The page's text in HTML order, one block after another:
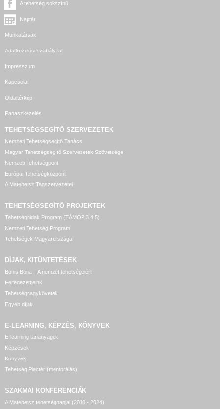
A tehetség sokszínű
Naptár
Munkatársak
Adatkezelési szabályzat
Impresszum
Kapcsolat
Oldaltérkép
Panaszkezelés
TEHETSÉGSEGÍTŐ SZERVEZETEK
Nemzeti Tehetségsegítő Tanács
Magyar Tehetségsegítő Szervezetek Szövetsége
Nemzeti Tehetségpont
Európai Tehetségközpont
A Matehetsz Tagszervezetei
TEHETSÉGSEGÍTŐ PROJEKTEK
Tehetséghidak Program (TÁMOP 3.4.5)
Nemzeti Tehetség Program
Tehetségek Magyarországa
DÍJAK, KITÜNTETÉSEK
Bonis Bona – A nemzet tehetségeiért
Felfedezettjeink
Tehetségnagykövetek
Egyéb díjak
E-LEARNING, KÉPZÉS, KÖNYVEK
E-learning tananyagok
Képzések
Könyvek
Tehetség Piactér (mentorálás)
SZAKMAI KONFERENCIÁK
A Matehetsz tehetségnapjai (2010 - 2024)